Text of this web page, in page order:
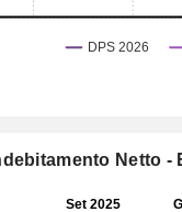
Netto